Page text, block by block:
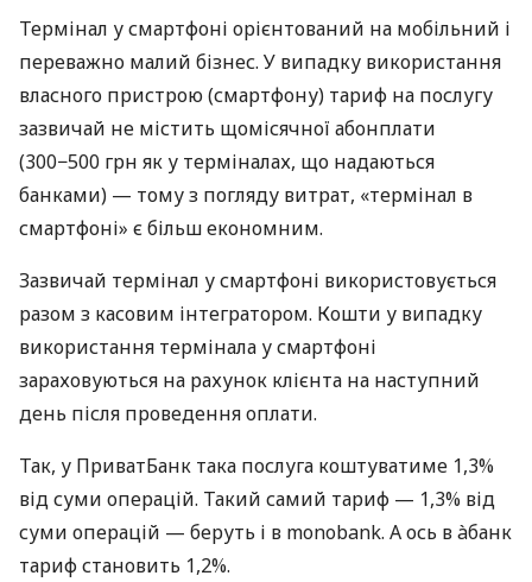
Термінал у смартфоні орієнтований на мобільний і
переважно малий бізнес. У випадку використання
власного пристрою (смартфону) тариф на послугу
зазвичай не містить щомісячної абонплати
(300−500 грн як у терміналах, що надаються
банками) — тому з погляду витрат, «термінал в
смартфоні» є більш економним.
Зазвичай термінал у смартфоні використовується
разом з касовим інтегратором. Кошти у випадку
використання термінала у смартфоні
зараховуються на рахунок клієнта на наступний
день після проведення оплати.
Так, у ПриватБанк така послуга коштуватиме 1,3%
від суми операцій. Такий самий тариф — 1,3% від
суми операцій — беруть і в monobank. А ось в àбанк
тариф становить 1,2%.